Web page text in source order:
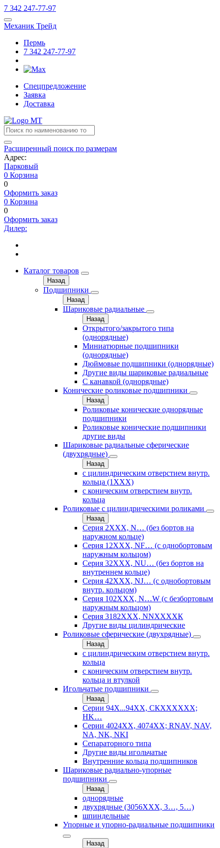
7 342 247-77-97
Механик Трейд
Пермь
7 342 247-77-97
Спецпредложение
Заявка
Доставка
Расширенный поиск по размерам
Адрес:
Парковый
0 Корзина
0
Оформить заказ
0 Корзина
0
Оформить заказ
Дилер:
Каталог товаров
Назад
Подшипники
Назад
Шариковые радиальные
Назад
Открытого/закрытого типа
(однорядные)
Миниатюрные подшипники
(однорядные)
Дюймовые подшипники (однорядные)
Другие виды шариковые радиальные
С канавкой (однорядные)
Конические роликовые подшипники
Назад
Роликовые конические однорядные
подшипники
Роликовые конические подшипники
другие виды
Шариковые радиальные сферические
(двухрядные)
Назад
с цилиндрическим отверстием внутр.
кольца (1ХХХ)
с коническим отверстием внутр.
кольца
Роликовые с цилиндрическими роликами
Назад
Серия 2ХХХ, N… (без бортов на
наружном кольце)
Серия 12ХХХ, NF… (с однобортовым
наружным кольцом)
Серия 32ХХХ, NU… (без бортов на
внутреннем кольце)
Серия 42ХХХ, NJ… (с однобортовым
внутр. кольцом)
Серия 102ХХХ, N…W (с безбортовым
наружным кольцом)
Серия 3182ХХХ, NNХХХХК
Другие виды цилиндрические
Роликовые сферические (двухрядные)
Назад
с цилиндрическим отверстием внутр.
кольца
с коническим отверстием внутр.
кольца и втулкой
Игольчатые подшипники
Назад
Серии 94Х...94ХХ, СКХХХХХХ;
HK…
Серии 4024ХХ, 4074ХХ; RNAV, NAV,
NA, NK, NKI
Сепараторного типа
Другие виды игольчатые
Внутренние кольца подшипников
Шариковые радиально-упорные
подшипники
Назад
однорядные
двухрядные (3056ХХХ, 3…, 5…)
шпиндельные
Упорные и упорно-радиальные подшипники
Назад